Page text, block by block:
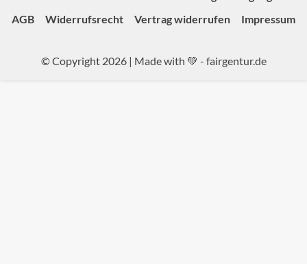
AGB
Widerrufsrecht Vertrag widerrufen Impressum
© Copyright 2026 | Made with 💚 - fairgentur.de